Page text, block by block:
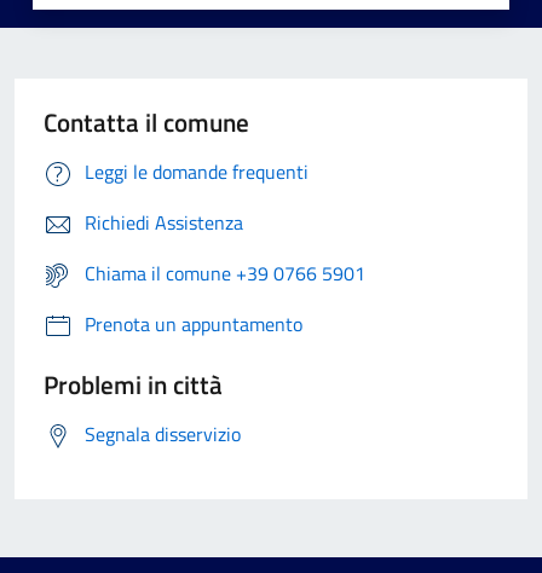
Contatta il comune
Leggi le domande frequenti
Richiedi Assistenza
Chiama il comune +39 0766 5901
Prenota un appuntamento
Problemi in città
Segnala disservizio